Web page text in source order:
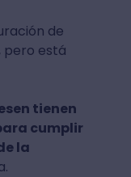
de
pero está
tienen
cumplir
la